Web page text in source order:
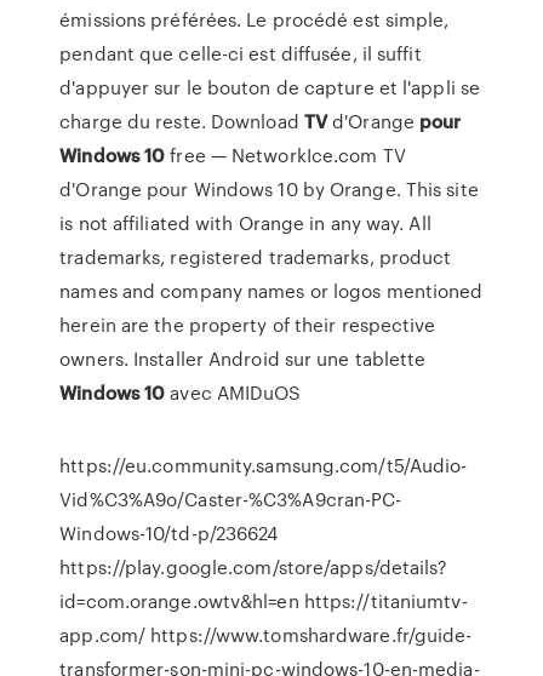
émissions préférées. Le procédé est simple,
pendant que celle-ci est diffusée, il suffit
d'appuyer sur le bouton de capture et l'appli se
charge du reste. Download TVd'Orange pour
Windows10free — NetworkIce.com TV
d'Orange pour Windows 10 by Orange. This site
is not affiliated with Orange in any way. All
trademarks, registered trademarks, product
names and company names or logos mentioned
herein are the property of their respective
owners. Installer Android sur une tablette
Windows10avec AMIDuOS
https://eu.community.samsung.com/t5/Audio-
Vid%C3%A9o/Caster-%C3%A9cran-PC-
Windows-10/td-p/236624
https://play.google.com/store/apps/details?
id=com.orange.owtv&hl=en https://titaniumtv-
app.com/ https://www.tomshardware.fr/guide-
transformer-son-mini-pc-windows-10-en-media-